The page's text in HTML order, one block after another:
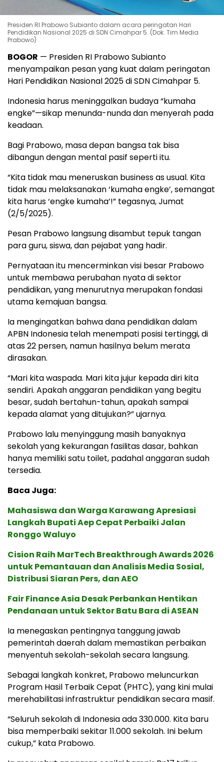
Presiden RI Prabowo Subianto dalam acara peringatan Hari
Pendidikan Nasional 2025 di SDN Cimahpar 5. (Dok. Tim Media
Prabowo)
BOGOR — Presiden RI Prabowo Subianto
menyampaikan pesan yang kuat dalam peringatan
Hari Pendidikan Nasional 2025 di SDN Cimahpar 5.
Indonesia harus meninggalkan budaya “kumaha
engke”—sikap menunda-nunda dan menyerah pada
keadaan.
Bagi Prabowo, masa depan bangsa tak bisa
dibangun dengan mental pasif seperti itu.
“Kita tidak mau meneruskan business as usual. Kita
tidak mau melaksanakan ‘kumaha engke’, semangat
kita harus ‘engke kumaha’!” tegasnya, Jumat
(2/5/2025).
Pesan Prabowo langsung disambut tepuk tangan
para guru, siswa, dan pejabat yang hadir.
Pernyataan itu mencerminkan visi besar Prabowo
untuk membawa perubahan nyata di sektor
pendidikan, yang menurutnya merupakan fondasi
utama kemajuan bangsa.
Ia mengingatkan bahwa dana pendidikan dalam
APBN Indonesia telah menempati posisi tertinggi, di
atas 22 persen, namun hasilnya belum merata
dirasakan.
“Mari kita waspada. Mari kita jujur kepada diri kita
sendiri. Apakah anggaran pendidikan yang begitu
besar, sudah bertahun-tahun, apakah sampai
kepada alamat yang ditujukan?” ujarnya.
Prabowo lalu menyinggung masih banyaknya
sekolah yang kekurangan fasilitas dasar, bahkan
hanya memiliki satu toilet, padahal anggaran sudah
tersedia.
Baca Juga:
Mahasiswa dan Warga Karawang Apresiasi
Langkah Bupati Aep Cepat Perbaiki Jalan
Ronggo Waluyo
Cision Raih MarTech Breakthrough Awards 2026
untuk Pemantauan dan Analisis Media Sosial,
Distribusi Siaran Pers, dan AEO
Fair Finance Asia Desak Perbankan Hentikan
Pendanaan untuk Sektor Batu Bara di ASEAN
Ia menegaskan pentingnya tanggung jawab
pemerintah daerah dalam memastikan perbaikan
menyentuh sekolah-sekolah secara langsung.
Sebagai langkah konkret, Prabowo meluncurkan
Program Hasil Terbaik Cepat (PHTC), yang kini mulai
merehabilitasi infrastruktur pendidikan secara masif.
“Seluruh sekolah di Indonesia ada 330.000. Kita baru
bisa memperbaiki sekitar 11.000 sekolah. Ini belum
cukup,” kata Prabowo.